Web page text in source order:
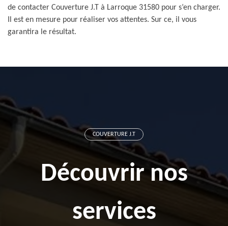
de contacter Couverture J.T à Larroque 31580 pour s’en charger.
Il est en mesure pour réaliser vos attentes. Sur ce, il vous
garantira le résultat.
COUVERTURE J.T
Découvrir nos
services